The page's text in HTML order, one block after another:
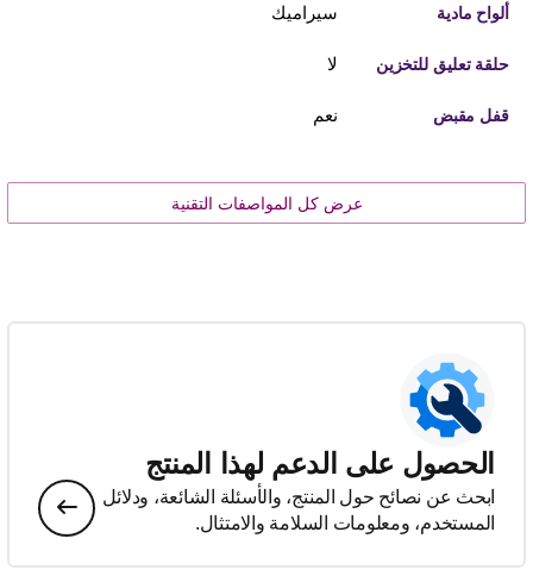
ألواح مادية سيراميك
حلقة تعليق للتخزين لا
قفل مقبض نعم
عرض كل المواصفات التقنية
الحصول على الدعم لهذا المنتج
ابحث عن نصائح حول المنتج، والأسئلة الشائعة، ودلائل
المستخدم، ومعلومات السلامة والامتثال.